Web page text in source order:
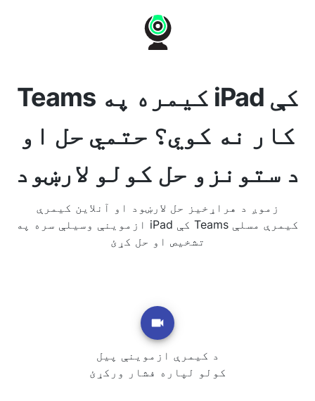
Teams کیمره په iPad کې
کار نه کوي؟ حتمي حل او
د ستونزو حل کولو لارښود
زموږ د هراړخیز حل لارښود او آنلاین کیمرې
ازموینې وسیلې سره په iPad کې Teams کیمرې مسلې
تشخیص او حل کړئ
د کیمرې ازموینې پیل
کولو لپاره فشار ورکړئ